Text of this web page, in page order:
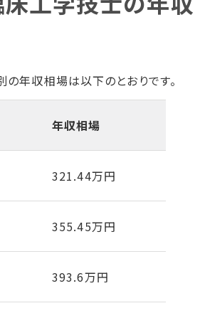
年収相場は以下のとおりです。
年収相場
321.44万円
355.45万円
393.6万円